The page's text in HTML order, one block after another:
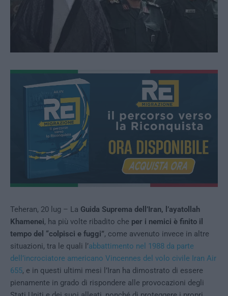
Teheran, 20 lug – La Guida Suprema dell’Iran, l’ayatollah
Khamenei, ha più volte ribadito che per i nemici è finito il
tempo del “colpisci e fuggi”, come avvenuto invece in altre
situazioni, tra le quali l’abbattimento nel 1988 da parte
dell’incrociatore americano Vincennes del volo civile Iran Air
655, e in questi ultimi mesi l’Iran ha dimostrato di essere
pienamente in grado di rispondere alle provocazioni degli